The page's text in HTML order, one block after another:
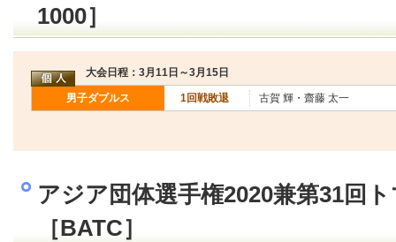
1000］
大会日程：3月11日～3月15日
男子ダブルス 1回戦敗退 古賀 輝・齋藤 太一
アジア団体選手権2020兼第31回
［BATC］